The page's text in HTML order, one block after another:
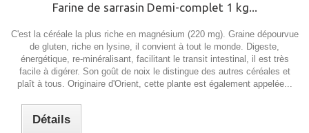
Farine de sarrasin Demi-complet 1 kg...
C'est la céréale la plus riche en magnésium (220 mg). Graine dépourvue
de gluten, riche en lysine, il convient à tout le monde. Digeste,
énergétique, re-minéralisant, facilitant le transit intestinal, il est très
facile à digérer. Son goût de noix le distingue des autres céréales et
plaît à tous. Originaire d'Orient, cette plante est également appelée...
Détails